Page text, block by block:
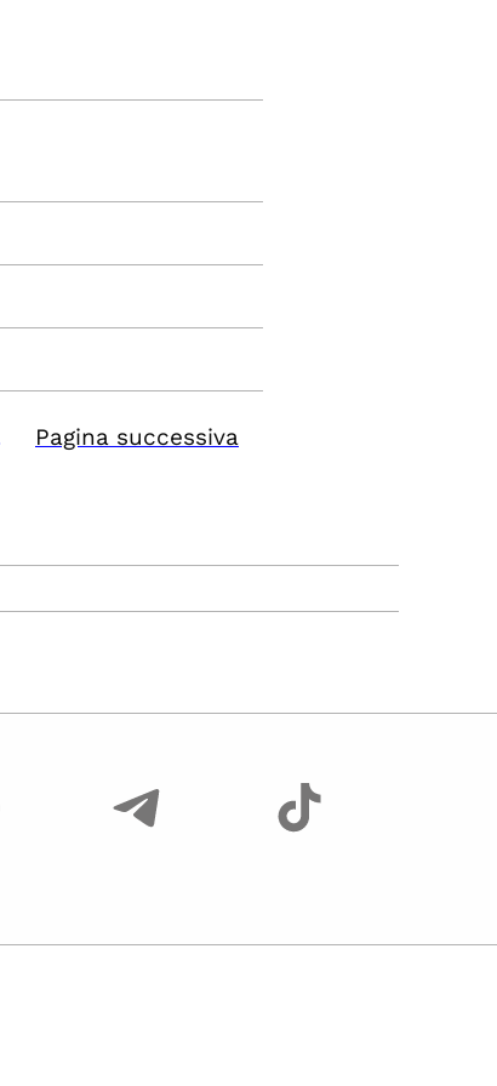
Pagina successiva